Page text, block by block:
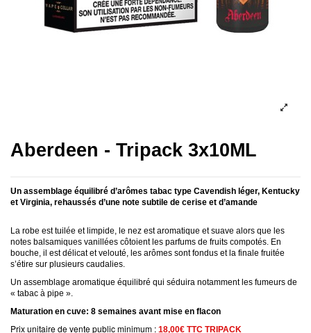
Aberdeen - Tripack 3x10ML
Un assemblage équilibré d’arômes tabac type Cavendish léger, Kentucky
et Virginia, rehaussés d’une note subtile de cerise et d’amande
La robe est tuilée et limpide, le nez est aromatique et suave alors que les
notes balsamiques vanillées côtoient les parfums de fruits compotés. En
bouche, il est délicat et velouté, les arômes sont fondus et la finale fruitée
s’étire sur plusieurs caudalies.
Un assemblage aromatique équilibré qui séduira notamment les fumeurs de
« tabac à pipe ».
Maturation en cuve: 8 semaines avant mise en flacon
Prix unitaire de vente public minimum : 18,00€ TTC TRIPACK